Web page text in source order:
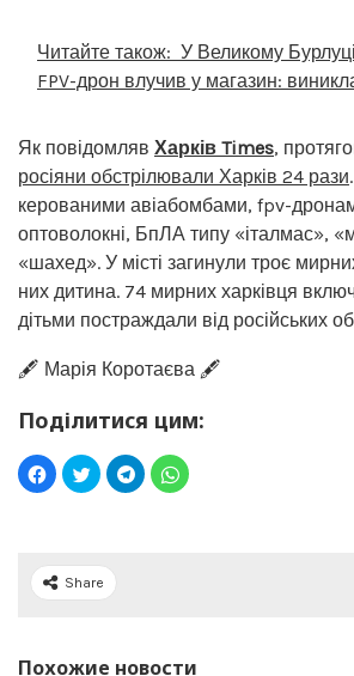
Читайте також: У Великому
FPV-дрон влучив у магазин:
Як повідомляв Харків Times,
росіяни обстрілювали Харків 24 рази
керованими авіабомбами, fpv-
оптоволокні, БпЛА типу «італмас»,
«шахед». У місті загинули троє
них дитина. 74 мирних харківця
дітьми постраждали від російських
🖋️ Марія Коротаєва 🖋️
Поділитися цим:
Share
Похожие новости